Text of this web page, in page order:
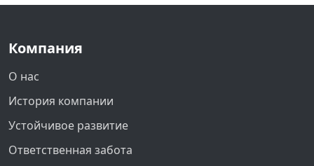
Компания
О нас
История компании
Устойчивое развитие
Ответственная забота